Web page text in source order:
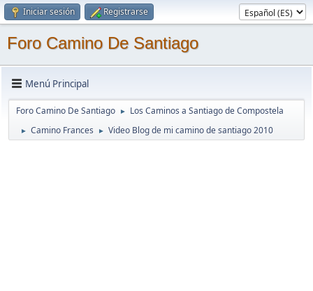
Iniciar sesión Registrarse
Foro Camino De Santiago
Menú Principal
Foro Camino De Santiago ► Los Caminos a Santiago de Compostela
► Camino Frances ► Video Blog de mi camino de santiago 2010